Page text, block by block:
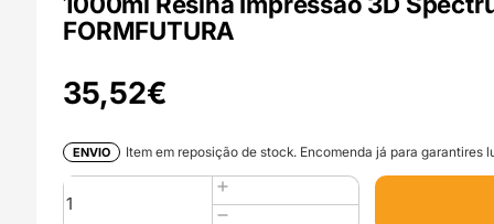
FORMFUTURA
35,52€
ENVIO Item em reposição de stock. Encomenda já para garantires
Quantidade
de